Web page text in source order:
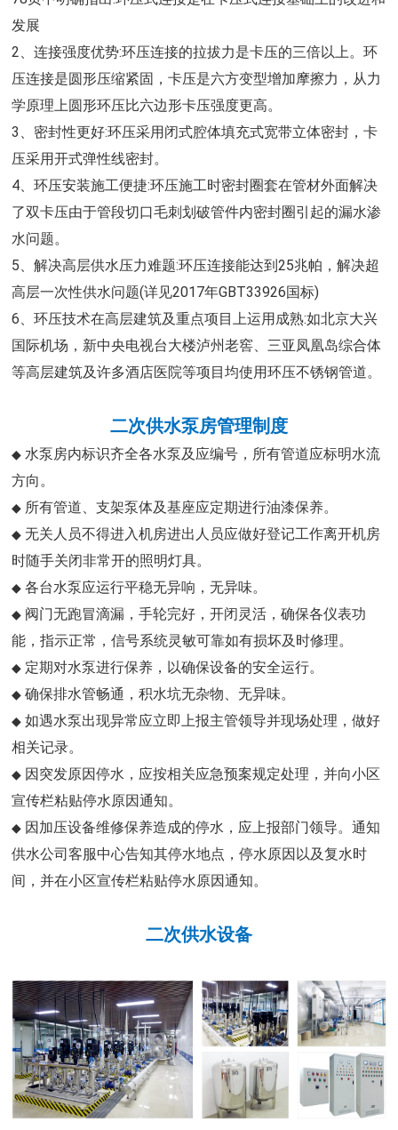
发展
2、连接强度优势:环压连接的拉拔力是卡压的三倍以上。环
压连接是圆形压缩紧固，卡压是六方变型增加摩擦力，从力
学原理上圆形环压比六边形卡压强度更高。
3、密封性更好:环压采用闭式腔体填充式宽带立体密封，卡
压采用开式弹性线密封。
4、环压安装施工便捷:环压施工时密封圈套在管材外面解决
了双卡压由于管段切口毛刺划破管件内密封圈引起的漏水渗
水问题。
5、解决高层供水压力难题:环压连接能达到25兆帕，解决超
高层一次性供水问题(详见2017年GBT33926国标)
6、环压技术在高层建筑及重点项目上运用成熟:如北京大兴
国际机场，新中央电视台大楼泸州老窖、三亚凤凰岛综合体
等高层建筑及许多酒店医院等项目均使用环压不锈钢管道。
二次供水泵房管理制度
◆水泵房内标识齐全各水泵及应编号，所有管道应标明水流
方向。
◆ 所有管道、支架泵体及基座应定期进行油漆保养。
◆无关人员不得进入机房进出人员应做好登记工作离开机房
时随手关闭非常开的照明灯具。
◆各台水泵应运行平稳无异响，无异味。
◆ 阀门无跑冒滴漏，手轮完好，开闭灵活，确保各仪表功
能，指示正常，信号系统灵敏可靠如有损坏及时修理。
◆ 定期对水泵进行保养，以确保设备的安全运行。
◆确保排水管畅通，积水坑无杂物、无异味。
◆如遇水泵出现异常应立即上报主管领导并现场处理，做好
相关记录。
◆ 因突发原因停水，应按相关应急预案规定处理，并向小区
宣传栏粘贴停水原因通知。
◆ 因加压设备维修保养造成的停水，应上报部门领导。通知
供水公司客服中心告知其停水地点，停水原因以及复水时
间，并在小区宣传栏粘贴停水原因通知。
二次供水设备